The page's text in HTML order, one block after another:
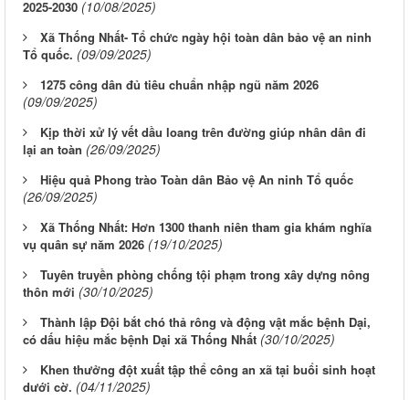
2025-2030 (10/08/2025)
Xã Thống Nhất- Tổ chức ngày hội toàn dân bảo vệ an ninh
Tổ quốc. (09/09/2025)
1275 công dân đủ tiêu chuẩn nhập ngũ năm 2026
(09/09/2025)
Kịp thời xử lý vết dầu loang trên đường giúp nhân dân đi
lại an toàn (26/09/2025)
Hiệu quả Phong trào Toàn dân Bảo vệ An ninh Tổ quốc
(26/09/2025)
Xã Thống Nhất: Hơn 1300 thanh niên tham gia khám nghĩa
vụ quân sự năm 2026 (19/10/2025)
Tuyên truyền phòng chống tội phạm trong xây dựng nông
thôn mới (30/10/2025)
Thành lập Đội bắt chó thả rông và động vật mắc bệnh Dại,
có dấu hiệu mắc bệnh Dại xã Thống Nhất (30/10/2025)
Khen thưởng đột xuất tập thể công an xã tại buổi sinh hoạt
dưới cờ. (04/11/2025)